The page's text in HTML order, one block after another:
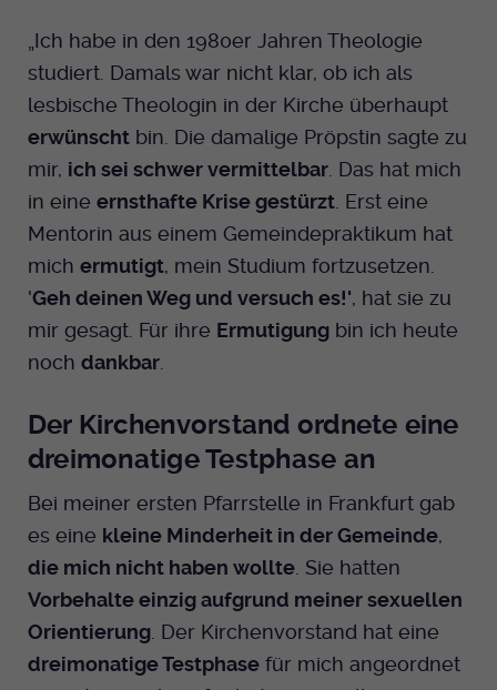
„Ich habe in den 1980er Jahren Theologie
studiert. Damals war nicht klar, ob ich als
lesbische Theologin in der Kirche überhaupt
erwünscht bin. Die damalige Pröpstin sagte zu
mir, ich sei schwer vermittelbar . Das hat mich
in eine ernsthafte Krise gestürzt . Erst eine
Mentorin aus einem Gemeindepraktikum hat
mich ermutigt, mein Studium fortzusetzen.
'Geh deinen Weg und versuch es!', hat sie zu
mir gesagt. Für ihre Ermutigung bin ich heute
noch dankbar
Der Kirchenvorstand ordnete eine
dreimonatige Testphase an
Bei meiner ersten Pfarrstelle in Frankfurt gab
es eine kleine Minderheit in der Gemeinde,
die mich nicht haben wollte. Sie hatten
Vorbehalte einzig aufgrund meiner sexuellen
Orientierung. Der Kirchenvorstand hat eine
dreimonatige Testphase für mich angeordnet